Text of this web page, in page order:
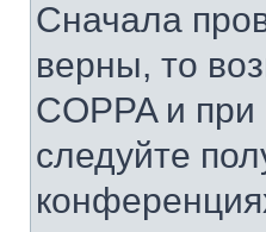
Сначала
верны, то
COPPA и
следуйте